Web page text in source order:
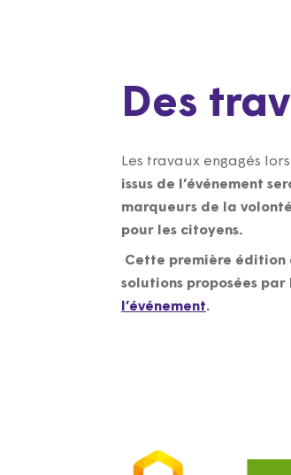
Des
Les travaux engagés
issus de l’événement
marqueurs de la
pour les citoyens.
Cette première édition
solutions proposées
l’événement.